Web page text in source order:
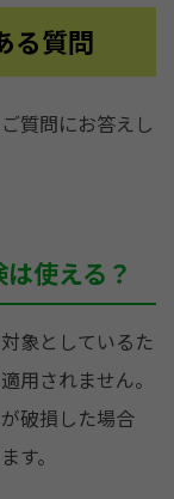
る質問
質問にお答えし
使える？
象としているた
用されません。
破損した場合
す。